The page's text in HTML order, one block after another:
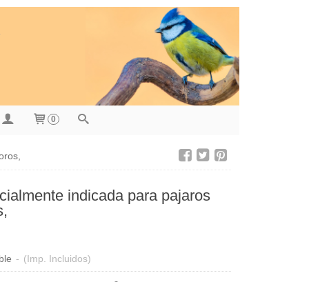
0
indicada para pajaros
- (Imp. Incluidos)